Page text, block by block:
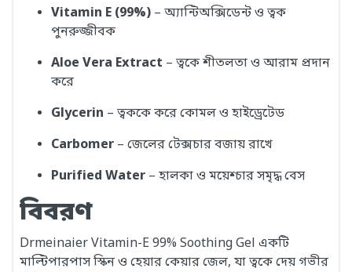
Vitamin E (99%) – অ্যান্টিঅক্সিডেন্ট ও ত্বক
পুনরুজ্জীবক
Aloe Vera Extract – ত্বকে শীতলতা ও আরাম প্রদান
করে
Glycerin – ত্বককে করে কোমল ও হাইড্রেটেড
Carbomer – জেলের টেক্সচার বজায় রাখে
Purified Water – হালকা ও ময়েশ্চার সমৃদ্ধ বেস
বিবরণ
Drmeinaier Vitamin-E 99% Soothing Gel একটি
মাল্টিপারপাস স্কিন ও হেয়ার কেয়ার জেল, যা ত্বকে দেয় গভীর